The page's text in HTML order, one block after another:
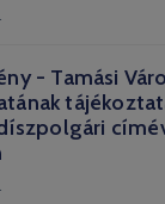
- Tamási